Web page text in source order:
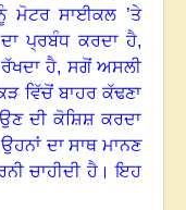
ਮੋਟਰ ਸਾਈਕਲ ’ਤੇ
ਪ੍ਰਬੰਧ ਕਰਦਾ ਹੈ,
ਹੈ, ਸਗੋਂ ਅਸਲੀ
ਵਿੱਚੋਂ ਬਾਹਰ ਕੱਢਣਾ
ਦੀ ਕੋਸ਼ਿਸ਼ ਕਰਦਾ
ਉਹਨਾਂ ਦਾ ਸਾਥ ਮਾਨਣ
ਚਾਹੀਦੀ ਹੈ।ਇਹ